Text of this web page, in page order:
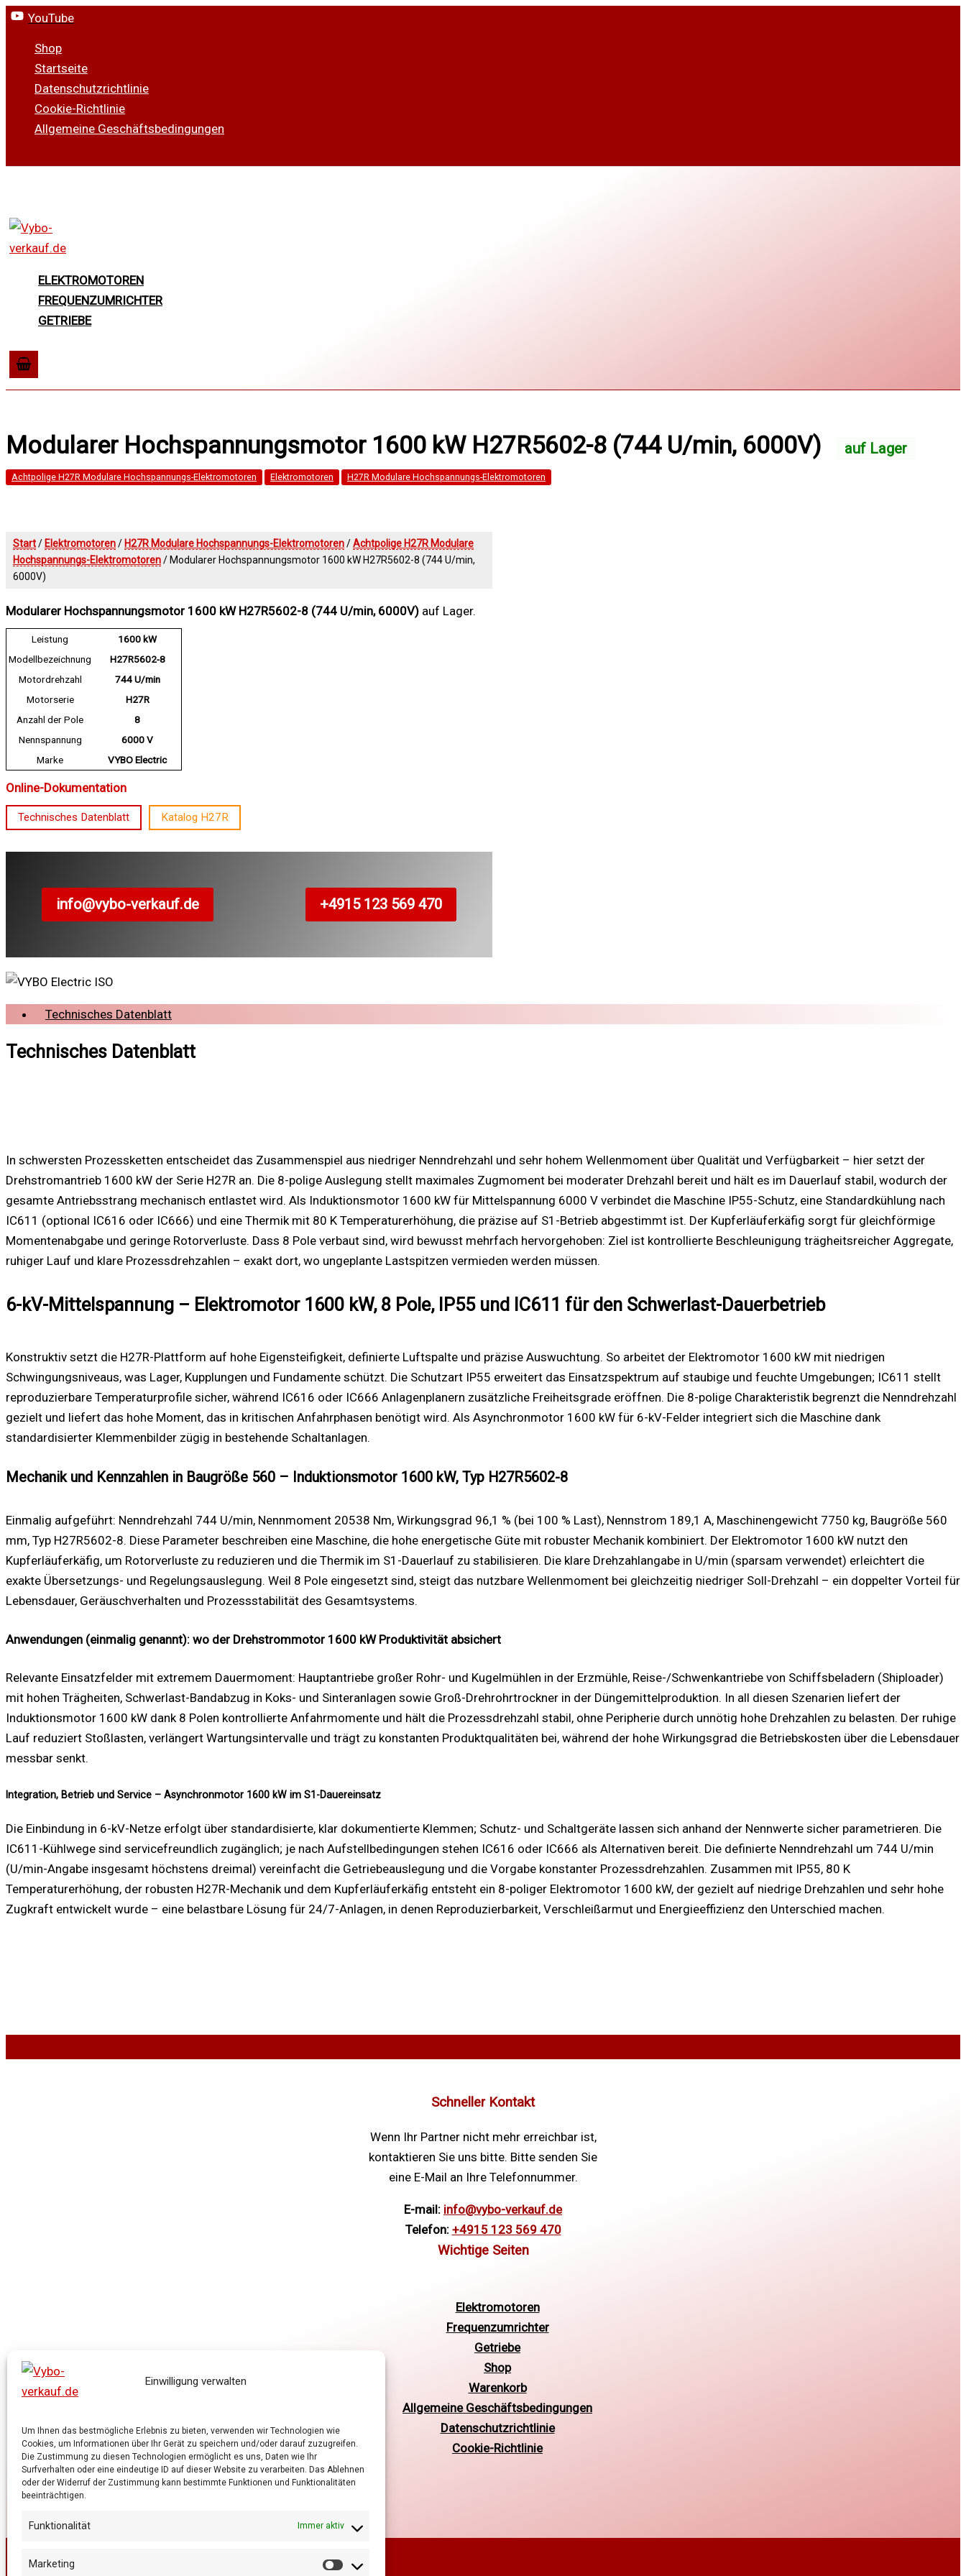
Einwilligung verwalten
Um Ihnen das bestmögliche Erlebnis zu bieten, verwenden wir Technologien wie
Cookies, um Informationen über Ihr Gerät zu speichern und/oder darauf zuzugreifen.
Die Zustimmung zu diesen Technologien ermöglicht es uns, Daten wie Ihr
Surfverhalten oder eine eindeutige ID auf dieser Website zu verarbeiten. Das Ablehnen
oder der Widerruf der Zustimmung kann bestimmte Funktionen und Funktionalitäten
beeinträchtigen.
Funktionalität Immer aktiv
Marketing
Marketing
Zum
springen
YouTube
Shop
Startseite
Datenschutzrichtlinie
Cookie-Richtlinie
Allgemeine Geschäftsbedingungen
ELEKTROMOTOREN
FREQUENZUMRICHTER
GETRIEBE
Modularer Hochspannungsmotor 1600 kW H27R5602-8 (744 U/min, 6000V)
Achtpolige H27R Modulare Hochspannungs-Elektromotoren Elektromotoren H27R Modulare Hochspannungs-Elektromotoren
Start/ Elektromotoren/ H27R Modulare Hochspannungs-Elektromotoren/Achtpolige H27R Modulare
Hochspannungs-Elektromotoren/ Modularer Hochspannungsmotor 1600 kW H27R5602-8 (744 U/min,
6000V)
Modularer Hochspannungsmotor 1600 kW H27R5602-8 (744 U/min, 6000V) auf Lager.
Leistung
1600 kW
Modellbezeichnung
H27R5602-8
Motordrehzahl
744 U/min
Motorserie
H27R
Anzahl der Pole
8
Nennspannung
6000 V
Marke
VYBO Electric
Online-Dokumentation
Technisches Datenblatt Katalog H27R
info@vybo-verkauf.de +4915 123 569 470
Technisches Datenblatt
Technisches Datenblatt
In schwersten Prozessketten entscheidet das Zusammenspiel aus niedriger Nenndrehzahl und sehr hohem Wellenmoment über Qualität und Verfügbarkeit – hier setzt der
Drehstromantrieb 1600 kW der Serie H27R an. Die 8-polige Auslegung stellt maximales Zugmoment bei moderater Drehzahl bereit und hält es im Dauerlauf stabil, wodurch der
gesamte Antriebsstrang mechanisch entlastet wird. Als Induktionsmotor 1600 kW für Mittelspannung 6000 V verbindet die Maschine IP55-Schutz, eine Standardkühlung nach
IC611 (optional IC616 oder IC666) und eine Thermik mit 80 K Temperaturerhöhung, die präzise auf S1-Betrieb abgestimmt ist. Der Kupferläuferkäfig sorgt für gleichförmige
Momentenabgabe und geringe Rotorverluste. Dass 8 Pole verbaut sind, wird bewusst mehrfach hervorgehoben: Ziel ist kontrollierte Beschleunigung trägheitsreicher Aggregate,
ruhiger Lauf und klare Prozessdrehzahlen – exakt dort, wo ungeplante Lastspitzen vermieden werden müssen.
6-kV-Mittelspannung – Elektromotor 1600 kW, 8 Pole, IP55 und IC611 für den Schwerlast-Dauerbetrieb
Konstruktiv setzt die H27R-Plattform auf hohe Eigensteifigkeit, definierte Luftspalte und präzise Auswuchtung. So arbeitet der Elektromotor 1600 kW mit niedrigen
Schwingungsniveaus, was Lager, Kupplungen und Fundamente schützt. Die Schutzart IP55 erweitert das Einsatzspektrum auf staubige und feuchte Umgebungen; IC611 stellt
reproduzierbare Temperaturprofile sicher, während IC616 oder IC666 Anlagenplanern zusätzliche Freiheitsgrade eröffnen. Die 8-polige Charakteristik begrenzt die Nenndrehzahl
gezielt und liefert das hohe Moment, das in kritischen Anfahrphasen benötigt wird. Als Asynchronmotor 1600 kW für 6-kV-Felder integriert sich die Maschine dank
standardisierter Klemmenbilder zügig in bestehende Schaltanlagen.
Mechanik und Kennzahlen in Baugröße 560 – Induktionsmotor 1600 kW, Typ H27R5602-8
Einmalig aufgeführt: Nenndrehzahl 744 U/min, Nennmoment 20538 Nm, Wirkungsgrad 96,1 % (bei 100 % Last), Nennstrom 189,1 A, Maschinengewicht 7750 kg, Baugröße 560
mm, Typ H27R5602-8. Diese Parameter beschreiben eine Maschine, die hohe energetische Güte mit robuster Mechanik kombiniert. Der Elektromotor 1600 kW nutzt den
Kupferläuferkäfig, um Rotorverluste zu reduzieren und die Thermik im S1-Dauerlauf zu stabilisieren. Die klare Drehzahlangabe in U/min (sparsam verwendet) erleichtert die
exakte Übersetzungs- und Regelungsauslegung. Weil 8 Pole eingesetzt sind, steigt das nutzbare Wellenmoment bei gleichzeitig niedriger Soll-Drehzahl – ein doppelter Vorteil für
Lebensdauer, Geräuschverhalten und Prozessstabilität des Gesamtsystems.
Anwendungen (einmalig genannt): wo der Drehstrommotor 1600 kW Produktivität absichert
Relevante Einsatzfelder mit extremem Dauer­moment: Hauptantriebe großer Rohr- und Kugelmühlen in der Erzmühle, Reise-/Schwenkantriebe von Schiffsbeladern (Shiploader)
mit hohen Trägheiten, Schwerlast-Bandabzug in Koks- und Sinteranlagen sowie Groß-Drehrohrtrockner in der Düngemittelproduktion. In all diesen Szenarien liefert der
Induktionsmotor 1600 kW dank 8 Polen kontrollierte Anfahrmomente und hält die Prozessdrehzahl stabil, ohne Peripherie durch unnötig hohe Drehzahlen zu belasten. Der ruhige
Lauf reduziert Stoßlasten, verlängert Wartungsintervalle und trägt zu konstanten Produktqualitäten bei, während der hohe Wirkungsgrad die Betriebskosten über die Lebensdauer
messbar senkt.
Integration, Betrieb und Service – Asynchronmotor 1600 kW im S1-Dauereinsatz
Die Einbindung in 6-kV-Netze erfolgt über standardisierte, klar dokumentierte Klemmen; Schutz- und Schaltgeräte lassen sich anhand der Nennwerte sicher parametrieren. Die
IC611-Kühlwege sind servicefreundlich zugänglich; je nach Aufstellbedingungen stehen IC616 oder IC666 als Alternativen bereit. Die definierte Nenndrehzahl um 744 U/min
(U/min-Angabe insgesamt höchstens dreimal) vereinfacht die Getriebeauslegung und die Vorgabe konstanter Prozessdrehzahlen. Zusammen mit IP55, 80 K
Temperaturerhöhung, der robusten H27R-Mechanik und dem Kupferläuferkäfig entsteht ein 8-poliger Elektromotor 1600 kW, der gezielt auf niedrige Drehzahlen und sehr hohe
Zugkraft entwickelt wurde – eine belastbare Lösung für 24/7-Anlagen, in denen Reproduzierbarkeit, Verschleißarmut und Energieeffizienz den Unterschied machen.
Schneller Kontakt
Wenn Ihr Partner nicht mehr erreichbar ist,
kontaktieren Sie uns bitte. Bitte senden Sie
eine E-Mail an Ihre Telefonnummer.
E-mail: info@vybo-verkauf.de
Telefon: +4915 123 569 470
Elektromotoren
Frequenzumrichter
Getriebe
Shop
Warenkorb
Allgemeine Geschäftsbedingungen
Datenschutzrichtlinie
Cookie-Richtlinie
Copyright © 2026 Vybo-verkauf.de